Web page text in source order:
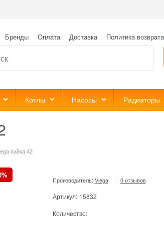
Бренды Оплата Доставка Политика возврата
Котлы Насосы Радиаторы
пайка 42
Производитель: Viega 0 отзывов
Артикул: 15832
Количество: